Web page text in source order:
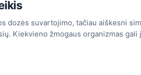
dozės suvartojimo, tačiau aiškesni
Kiekvieno žmogaus organizmas gali